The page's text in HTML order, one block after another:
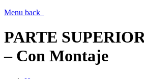
Menu back
PARTE
– Con Montaje